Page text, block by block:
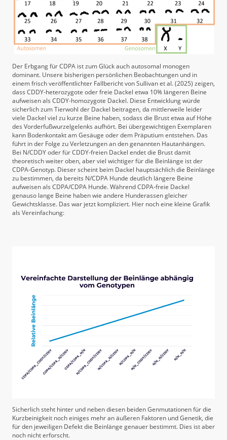
Der Erbgang für CDPA ist zum Glück auch autosomal monogen
dominant. Unsere bisherigen persönlichen Beobachtungen und in
einem frisch veröffentlichter Fallbericht von Sullivan et al. (2025) zeigen,
dass CDDY-heterozygote oder freie Dackel etwa 10% längeren Beine
aufweisen als CDDY-homozygote Dackel. Diese Entwicklung würde
sicherlich zum Tierwohl der Dackel beitragen, da mittlerweile leider
viele Dackel viel zu kurze Beine haben, sodass die Brust etwa auf Höhe
des Vorderfußwurzelgelenks aufhört. Bei übergewichtigen Exemplaren
kann Bodenkontakt am Gesäuge oder dem Präputium entstehen. Das
führt in der Folge zu Verletzungen an den genannten Hautanhängen.
Bei N/CDDY oder für CDDY-freien Dackel endet die Brust damit
theoretisch weiter oben, aber viel wichtiger für die Beinlänge ist der
CDPA-Genotyp. Dieser scheint beim Dackel hauptsächlich die Beinlänge
zu bestimmen, da bereits N/CDPA Hunde deutlich längere Beine
aufweisen als CDPA/CDPA Hunde. Während CDPA-freie Dackel
genauso lange Beine haben wie andere Hunderassen gleicher
Gewichtsklasse. Das war jetzt kompliziert. Hier noch eine kleine Grafik
als Vereinfachung:
Sicherlich steht hinter und neben diesen beiden Genmutationen für die
Kurzbeinigkeit noch einiges mehr an äußeren Faktoren und Genetik, die
für den jeweiligen Defekt die Beinlänge genauer bestimmt. Dies ist aber
noch nicht erforscht.